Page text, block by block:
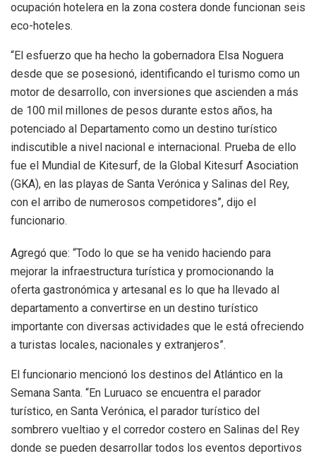
ocupación hotelera en la zona costera donde funcionan seis
eco-hoteles.
“El esfuerzo que ha hecho la gobernadora Elsa Noguera
desde que se posesionó, identificando el turismo como un
motor de desarrollo, con inversiones que ascienden a más
de 100 mil millones de pesos durante estos años, ha
potenciado al Departamento como un destino turístico
indiscutible a nivel nacional e internacional. Prueba de ello
fue el Mundial de Kitesurf, de la Global Kitesurf Asociation
(GKA), en las playas de Santa Verónica y Salinas del Rey,
con el arribo de numerosos competidores”, dijo el
funcionario.
Agregó que: “Todo lo que se ha venido haciendo para
mejorar la infraestructura turística y promocionando la
oferta gastronómica y artesanal es lo que ha llevado al
departamento a convertirse en un destino turístico
importante con diversas actividades que le está ofreciendo
a turistas locales, nacionales y extranjeros”.
El funcionario mencionó los destinos del Atlántico en la
Semana Santa. “En Luruaco se encuentra el parador
turístico, en Santa Verónica, el parador turístico del
sombrero vueltiao y el corredor costero en Salinas del Rey
donde se pueden desarrollar todos los eventos deportivos